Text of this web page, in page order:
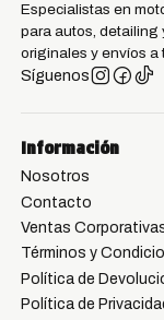
Especialistas en
para autos, detailing
originales y envíos a
Síguenos
Información
Nosotros
Contacto
Ventas
Términos y
Política de
Política de